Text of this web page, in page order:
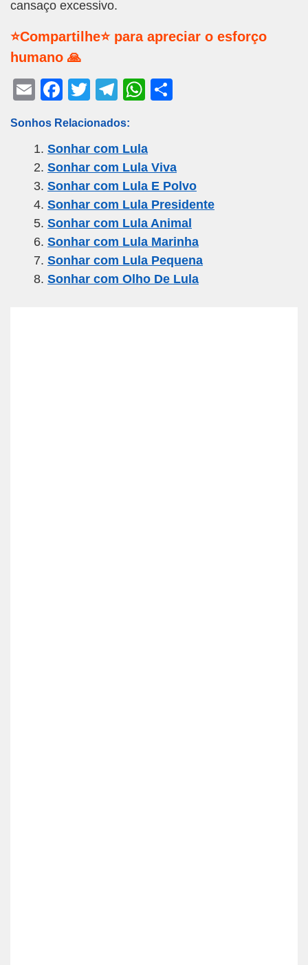
cansaço excessivo.
⭐Compartilhe⭐ para apreciar o esforço
humano 🙏
E
ail
F
c
e
b
o
o
k
T
tt
er
T
e
gr
a
m
W
s
A
p
p
Sonhos Relacionados:
Sonhar com Lula
Sonhar com Lula Viva
Sonhar com Lula E Polvo
Sonhar com Lula Presidente
Sonhar com Lula Animal
Sonhar com Lula Marinha
Sonhar com Lula Pequena
Sonhar com Olho De Lula